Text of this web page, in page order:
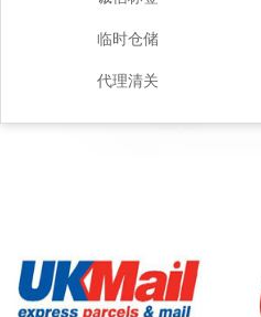
临时仓储
代理清关